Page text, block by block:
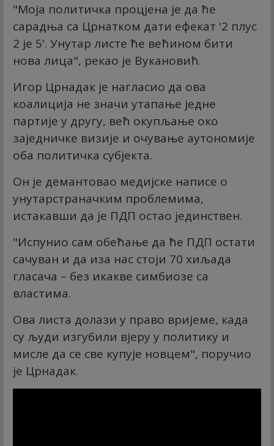
"Моја политичка процјена је да ће
сарадња са Црнатком дати ефекат '2 плус
2 је 5'. Унутар листе ће већином бити
нова лица", рекао је Вукановић.
Игор Црнадак је нагласио да ова
коалиција не значи утапање једне
партије у другу, већ окупљање око
заједничке визије и очување аутономије
оба политичка субјекта.
Он је демантовао медијске написе о
унутарстраначким проблемима,
истакавши да је ПДП остао јединствен.
"Испунио сам обећање да ће ПДП остати
сачуван и да иза нас стоји 70 хиљада
гласача – без икакве симбиозе са
властима.
Ова листа долази у право вријеме, када
су људи изгубили вјеру у политику и
мисле да се све купује новцем", поручио
је Црнадак.